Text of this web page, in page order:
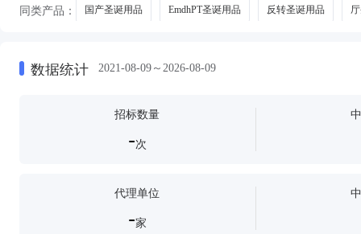
同类产品： 国产圣诞用品 EmdhPT圣诞用品 反转圣诞用品
数据统计 2021-08-09～2026-08-09
招标数量
-次
代理单位
-家